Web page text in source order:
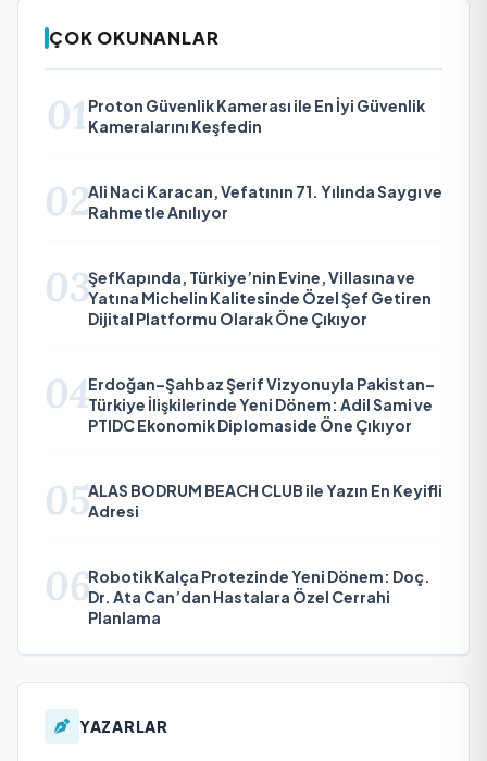
ÇOK OKUNANLAR
01 Proton Güvenlik Kamerası ile En İyi Güvenlik
Kameralarını Keşfedin
02Ali Naci Karacan, Vefatının 71. Yılında Saygı ve
Rahmetle Anılıyor
03ŞefKapında, Türkiye’nin Evine, Villasına ve
Yatına Michelin Kalitesinde Özel Şef Getiren
Dijital Platformu Olarak Öne Çıkıyor
04Erdoğan–Şahbaz Şerif Vizyonuyla Pakistan–
Türkiye İlişkilerinde Yeni Dönem: Adil Sami ve
PTIDC Ekonomik Diplomaside Öne Çıkıyor
05ALAS BODRUM BEACH CLUB ile Yazın En Keyifli
Adresi
06Robotik Kalça Protezinde Yeni Dönem: Doç.
Dr. Ata Can’dan Hastalara Özel Cerrahi
Planlama
YAZARLAR